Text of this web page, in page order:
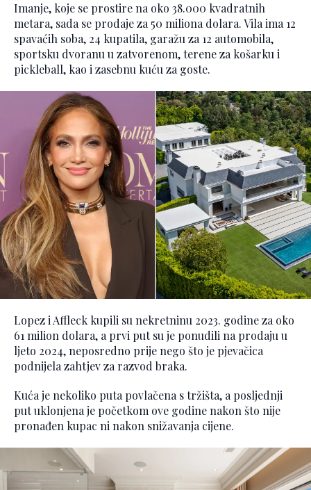
Imanje, koje se prostire na oko 38.000 kvadratnih
metara, sada se prodaje za 50 miliona dolara. Vila ima 12
spavaćih soba, 24 kupatila, garažu za 12 automobila,
sportsku dvoranu u zatvorenom, terene za košarku i
pickleball, kao i zasebnu kuću za goste.
Lopez i Affleck kupili su nekretninu 2023. godine za oko
61 milion dolara, a prvi put su je ponudili na prodaju u
ljeto 2024, neposredno prije nego što je pjevačica
podnijela zahtjev za razvod braka.
Kuća je nekoliko puta povlačena s tržišta, a posljednji
put uklonjena je početkom ove godine nakon što nije
pronađen kupac ni nakon snižavanja cijene.